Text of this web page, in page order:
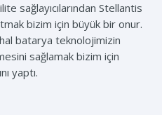
sağlayıcılarından Stellantis
bizim için büyük bir onur.
batarya teknolojimizin
sağlamak bizim için
yaptı.